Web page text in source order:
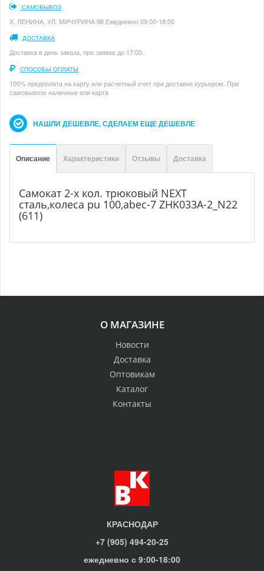
САМОВЫВОЗ
Х. ЛЕНИНА, УЛ. МИЧУРИНА 98 Ежедневно 09:00-18:00
ДОСТАВКА
Доставка в день заказа, при заявке до 17:00.
СПОСОБЫ ОПЛАТЫ
100% предоплата на карту или расчетный счет при доставки курьером. При
самовывозе наличные или карта
НАШЛИ ДЕШЕВЛЕ, СДЕЛАЕМ ЕЩЕ ДЕШЕВЛЕ
Описание Характеристики Отзывы Доставка
Самокат 2-х кол. трюковый NEXT
сталь,колеса pu 100,abec-7 ZHK033A-2_N22
(611)
О МАГАЗИНЕ
Новости
Доставка
Оптовикам
Каталог
Контакты
КРАСНОДАР
+7 (905) 494-20-25
ежедневно с 9:00-18:00